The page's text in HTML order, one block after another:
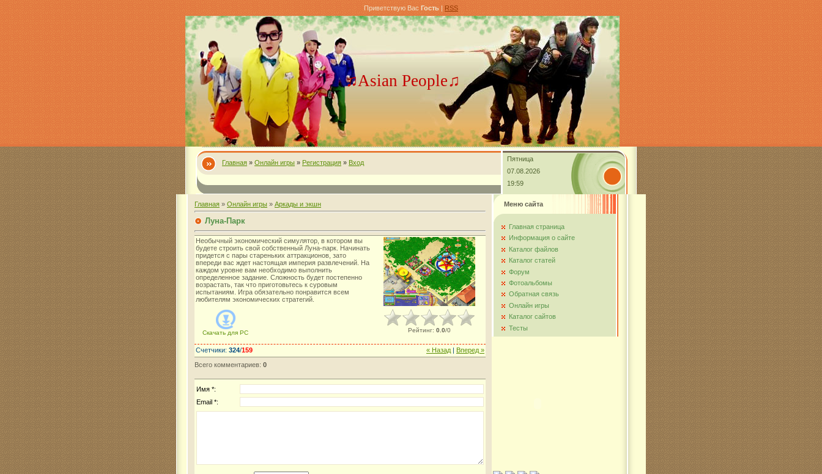
Приветствую Вас Гость | RSS
♫Asian People♫
Главная » Онлайн игры » Регистрация » Вход
Пятница
07.08.2026
19:59
Главная » Онлайн игры » Аркады и экшн
Луна-Парк
Необычный экономический симулятор, в котором вы
будете строить свой собственный Луна-парк. Начинать
придется с пары стареньких аттракционов, зато
впереди вас ждет настоящая империя развлечений. На
каждом уровне вам необходимо выполнить
определенное задание. Сложность будет постепенно
возрастать, так что приготовьтесь к суровым
испытаниям. Игра обязательно понравится всем
любителям экономических стратегий.
Скачать для PC Рейтинг: 0.0/0
« Назад Вперед »
Счетчики: 324/159
Всего комментариев: 0
Имя *:
Email *:
Меню сайта
Главная страница
Информация о сайте
Каталог файлов
Каталог статей
Форум
Фотоальбомы
Обратная связь
Онлайн игры
Каталог сайтов
Тесты